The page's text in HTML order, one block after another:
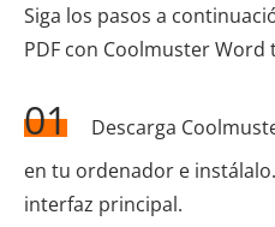
Siga los pasos a
PDF con Coolmuster Word
01
Descarga
en tu ordenador e
interfaz principal.